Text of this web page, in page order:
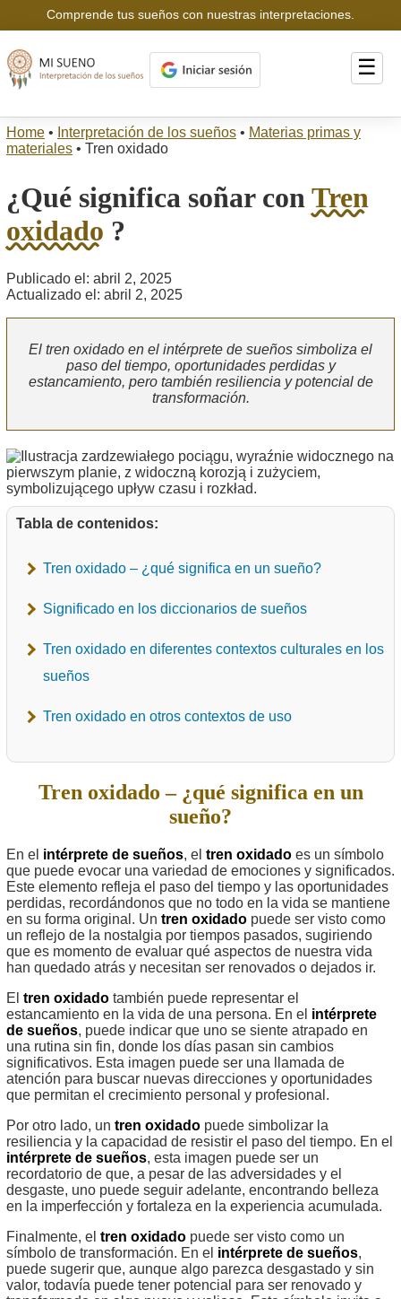
Comprende tus sueños con nuestras interpretaciones.
☰
Home • Interpretación de los sueños • Materias primas y
materiales • Tren oxidado
¿Qué significa soñar con Tren
oxidado ?
Publicado el: abril 2, 2025
Actualizado el: abril 2, 2025
El tren oxidado en el intérprete de sueños simboliza el
paso del tiempo, oportunidades perdidas y
estancamiento, pero también resiliencia y potencial de
transformación.
Tabla de contenidos:
Tren oxidado – ¿qué significa en un sueño?
Significado en los diccionarios de sueños
Tren oxidado en diferentes contextos culturales en los
sueños
Tren oxidado en otros contextos de uso
Tren oxidado – ¿qué significa en un
sueño?
En el intérprete de sueños, el tren oxidado es un símbolo
que puede evocar una variedad de emociones y significados.
Este elemento refleja el paso del tiempo y las oportunidades
perdidas, recordándonos que no todo en la vida se mantiene
en su forma original. Un tren oxidado puede ser visto como
un reflejo de la nostalgia por tiempos pasados, sugiriendo
que es momento de evaluar qué aspectos de nuestra vida
han quedado atrás y necesitan ser renovados o dejados ir.
El tren oxidado también puede representar el
estancamiento en la vida de una persona. En el intérprete
de sueños, puede indicar que uno se siente atrapado en
una rutina sin fin, donde los días pasan sin cambios
significativos. Esta imagen puede ser una llamada de
atención para buscar nuevas direcciones y oportunidades
que permitan el crecimiento personal y profesional.
Por otro lado, un tren oxidado puede simbolizar la
resiliencia y la capacidad de resistir el paso del tiempo. En el
intérprete de sueños, esta imagen puede ser un
recordatorio de que, a pesar de las adversidades y el
desgaste, uno puede seguir adelante, encontrando belleza
en la imperfección y fortaleza en la experiencia acumulada.
Finalmente, el tren oxidado puede ser visto como un
símbolo de transformación. En el intérprete de sueños,
puede sugerir que, aunque algo parezca desgastado y sin
valor, todavía puede tener potencial para ser renovado y